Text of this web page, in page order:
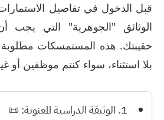
قبل الدخول في تفاصيل
الوثائق "الجوهرية" التي
حقيبتك. هذه المستمسكات
بلا استثناء، سواء كنتم موظفين أو
1. الوثيقة الدراسية المعنونة:
📜